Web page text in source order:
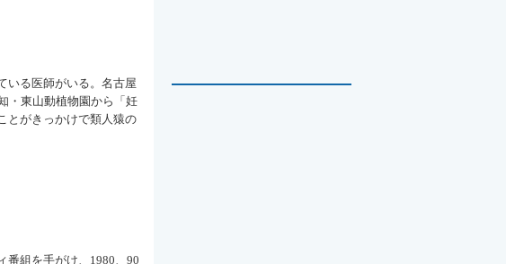
いる医師がいる。名古屋
・東山動植物園から「妊
とがきっかけで類人猿の
番組を手がけ、1980、90